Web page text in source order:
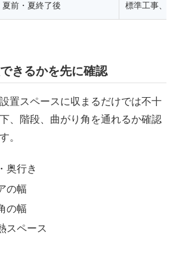
夏前・夏終了後 標準工事、
きるかを先に確認
置スペースに収まるだけでは不十
、階段、曲がり角を通れるか確認
。
奥行き
の幅
の幅
スペース